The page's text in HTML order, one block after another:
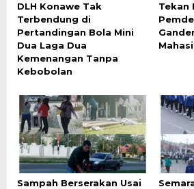
DLH Konawe Tak
Terbendung di
Pertandingan Bola Mini
Dua Laga Dua
Kemenangan Tanpa
Kebobolan
Tekan
Sampah Berserakan Usai